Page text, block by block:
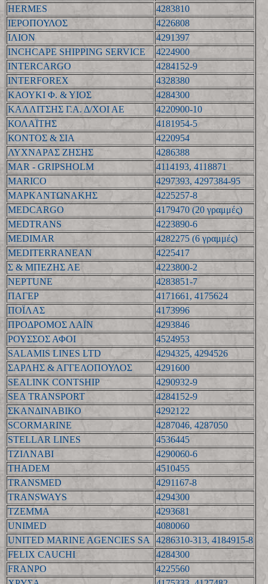
HERMES
4283810
ΙΕΡΟΠΟΥΛΟΣ
4226808
ΙΛΙΟΝ
4291397
INCHCAPE SHIPPING SERVICE
4224900
INTERCARGO
4284152-9
INTERFOREX
4328380
ΚΑΟΥΚΙ Φ. & ΥΙΟΣ
4284300
ΚΑΛΛΙΤΣΗΣ Γ.Α. Δ/ΧΟΙ ΑΕ
4220900-10
ΚΟΛΑΪΤΗΣ
4181954-5
ΚΟΝΤΟΣ & ΣΙΑ
4220954
ΛΥΧΝΑΡΑΣ ΖΗΣΗΣ
4286388
MAR - GRIPSHOLM
4114193, 4118871
MARICO
4297393, 4297384-95
ΜΑΡΚΑΝΤΩΝΑΚΗΣ
4225257-8
MEDCARGO
4179470 (20 γραμμές)
MEDTRANS
4223890-6
MEDIMAR
4282275 (6 γραμμές)
MEDITERRANEAN
4225417
Σ & ΜΠΕΖΗΣ ΑΕ
4223800-2
NEPTUNE
4283851-7
ΠΑΓΕΡ
4171661, 4175624
ΠΟΪΛΑΣ
4173996
ΠΡΟΔΡΟΜΟΣ ΛΑΪΝ
4293846
ΡΟΥΣΣΟΣ ΑΦΟΙ
4524953
SALAMIS LINES LTD
4294325, 4294526
ΣΑΡΛΗΣ & ΑΓΓΕΛΟΠΟΥΛΟΣ
4291600
SEALINK CONTSHIP
4290932-9
SEA TRANSPORT
4284152-9
ΣΚΑΝΔΙΝΑΒΙΚΟ
4292122
SCORMARINE
4287046, 4287050
STELLAR LINES
4536445
ΤΖΙΛΝΑΒΙ
4290060-6
THADEM
4510455
TRANSMED
4291167-8
TRANSWAYS
4294300
ΤΖΕΜΜΑ
4293681
UNIMED
4080060
UNITED MARINE AGENCIES SA
4286310-313, 4184915-8
FELIX CAUCHI
4284300
FRANPO
4225560